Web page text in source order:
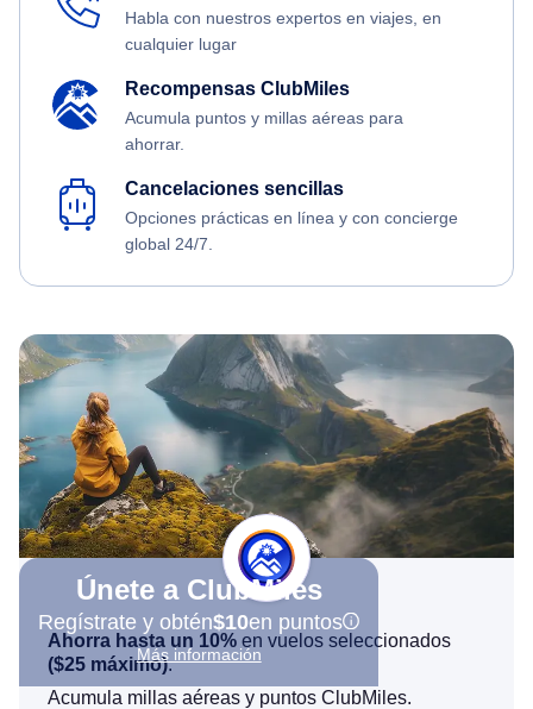
Habla con nuestros expertos en viajes, en
cualquier lugar
Recompensas ClubMiles
Acumula puntos y millas aéreas para
ahorrar.
Cancelaciones sencillas
Opciones prácticas en línea y con concierge
global 24/7.
Únete a ClubMiles
Regístrate y obtén$10en puntos
Más información
Ahorra hasta un 10% en vuelos seleccionados
($25 máximo).
Acumula millas aéreas y puntos ClubMiles.